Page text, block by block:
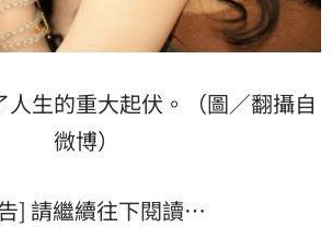
人生的重大起伏。（圖／翻攝自
微博）
] 請繼續往下閱讀…